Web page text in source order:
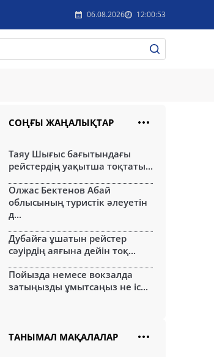
06.08.2026 12:00:53
СОҢҒЫ ЖАҢАЛЫҚТАР
Таяу Шығыс бағытындағы
рейстердің уақытша тоқтаты...
Олжас Бектенов Абай
облысының туристік әлеуетін
д...
Дубайға ұшатын рейстер
сәуірдің аяғына дейін тоқ...
Пойызда немесе вокзалда
затыңызды ұмытсаңыз не іс...
ТАНЫМАЛ МАҚАЛАЛАР